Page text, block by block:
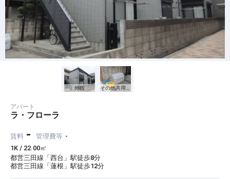
外観
アパート
ラ・フローラ
賃料 - 管理費等 -
1K / 22.00㎡
都営三田線「西台」駅徒歩8分
都営三田線「蓮根」駅徒歩12分